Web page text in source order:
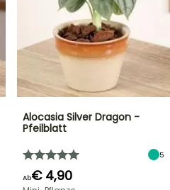
Alocasia Silver Dragon -
Pfeilblatt
5
Ab€ 4,90